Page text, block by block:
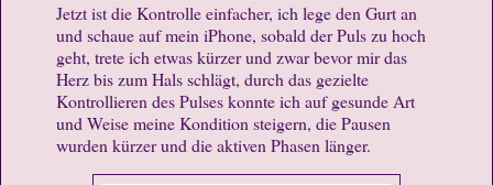
Jetzt ist die Kontrolle einfacher, ich lege den Gurt an
und schaue auf mein iPhone, sobald der Puls zu hoch
geht, trete ich etwas kürzer und zwar bevor mir das
Herz bis zum Hals schlägt, durch das gezielte
Kontrollieren des Pulses konnte ich auf gesunde Art
und Weise meine Kondition steigern, die Pausen
wurden kürzer und die aktiven Phasen länger.